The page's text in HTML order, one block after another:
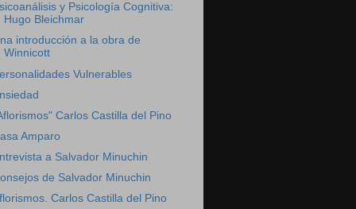
y Psicología Cognitiva:
Hugo Bleichmar
introducción a la obra de
Winnicott
Vulnerables
Carlos Castilla del Pino
Amparo
a Salvador Minuchin
de Salvador Minuchin
Carlos Castilla del Pino